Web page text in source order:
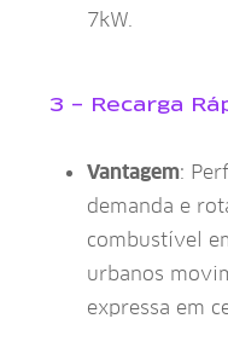
7kW.
3 – Recarga
Vantagem:
demanda e
combustível
urbanos
expressa em